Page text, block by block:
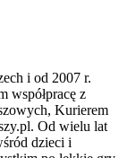
i od 2007 r.
współpracę z
Kurierem
Od wielu lat
dzieci i